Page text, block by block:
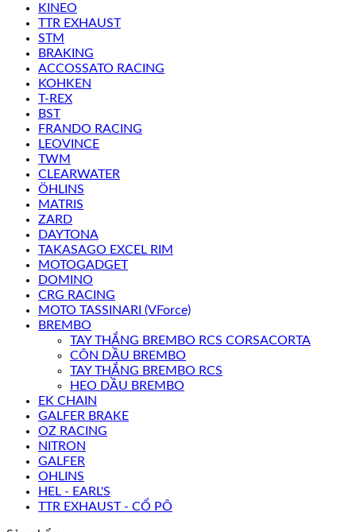
KINEO
TTR EXHAUST
STM
BRAKING
ACCOSSATO RACING
KOHKEN
T-REX
BST
FRANDO RACING
LEOVINCE
TWM
CLEARWATER
ÖHLINS
MATRIS
ZARD
DAYTONA
TAKASAGO EXCEL RIM
MOTOGADGET
DOMINO
CRG RACING
MOTO TASSINARI (VForce)
BREMBO
TAY THẮNG BREMBO RCS CORSACORTA
CÔN DẦU BREMBO
TAY THẮNG BREMBO RCS
HEO DẦU BREMBO
EK CHAIN
GALFER BRAKE
OZ RACING
NITRON
GALFER
OHLINS
HEL - EARL'S
TTR EXHAUST - CỔ PÔ